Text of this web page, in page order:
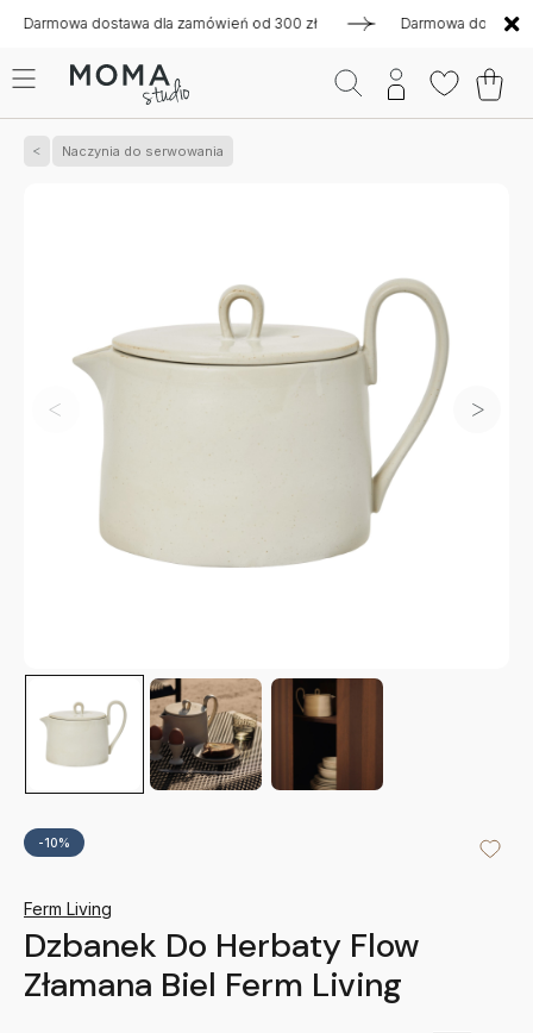
dostawa dla zamówień od 300 zł Darmowa dostawa dla
Naczynia do serwowania
-10%
Ferm Living
Dzbanek Do Herbaty Flow
Złamana Biel Ferm Living